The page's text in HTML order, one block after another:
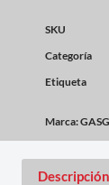
SKU
Categoría
Etiqueta
Marca:
Descripción